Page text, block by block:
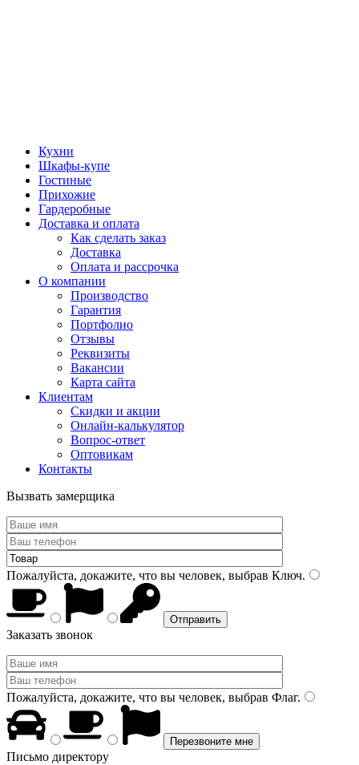
Кухни
Шкафы-купе
Гостиные
Прихожие
Гардеробные
Доставка и оплата
Как сделать заказ
Доставка
Оплата и рассрочка
О компании
Производство
Гарантия
Портфолио
Отзывы
Реквизиты
Вакансии
Карта сайта
Клиентам
Скидки и акции
Онлайн-калькулятор
Вопрос-ответ
Оптовикам
Контакты
Вызвать замерщика
Пожалуйста, докажите, что вы человек, выбрав Ключ.
Заказать звонок
Пожалуйста, докажите, что вы человек, выбрав Флаг.
Письмо директору